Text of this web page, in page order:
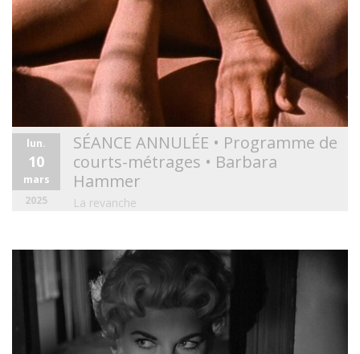
lun.
10
mars
2025
SÉANCE ANNULÉE • Programme de
courts-métrages • Barbara
Hammer
La revanche